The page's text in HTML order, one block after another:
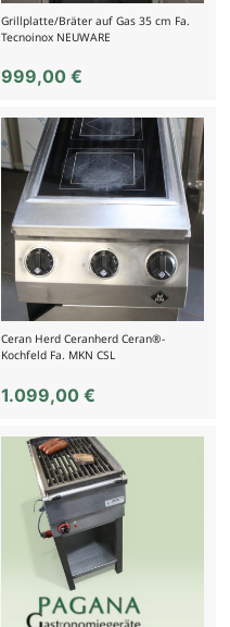
Grillplatte/Bräter auf Gas 35 cm Fa.
Tecnoinox NEUWARE
999,00€
Ceran Herd Ceranherd Ceran®-
Kochfeld Fa. MKN CSL
1.099,00€